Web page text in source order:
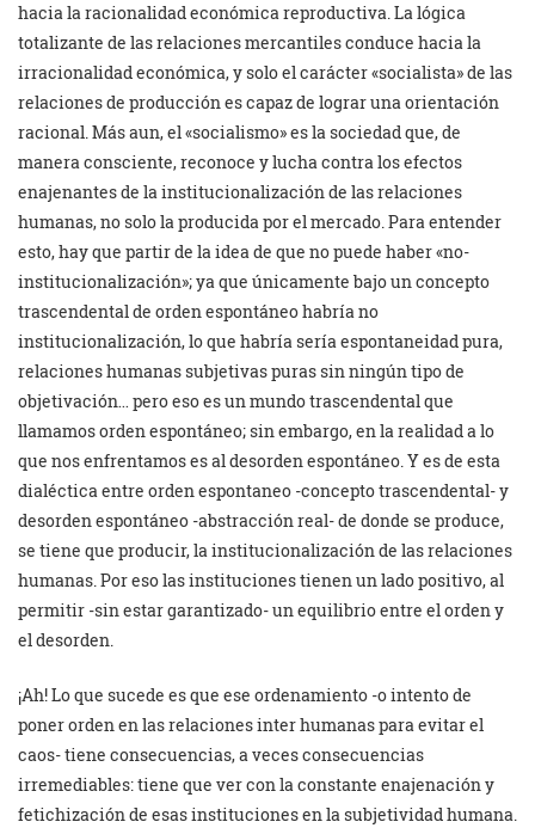
hacia la racionalidad económica reproductiva. La lógica
totalizante de las relaciones mercantiles conduce hacia la
irracionalidad económica, y solo el carácter «socialista» de las
relaciones de producción es capaz de lograr una orientación
racional. Más aun, el «socialismo» es la sociedad que, de
manera consciente, reconoce y lucha contra los efectos
enajenantes de la institucionalización de las relaciones
humanas, no solo la producida por el mercado. Para entender
esto, hay que partir de la idea de que no puede haber «no-
institucionalización»; ya que únicamente bajo un concepto
trascendental de orden espontáneo habría no
institucionalización, lo que habría sería espontaneidad pura,
relaciones humanas subjetivas puras sin ningún tipo de
objetivación… pero eso es un mundo trascendental que
llamamos orden espontáneo; sin embargo, en la realidad a lo
que nos enfrentamos es al desorden espontáneo. Y es de esta
dialéctica entre orden espontaneo -concepto trascendental- y
desorden espontáneo -abstracción real- de donde se produce,
se tiene que producir, la institucionalización de las relaciones
humanas. Por eso las instituciones tienen un lado positivo, al
permitir -sin estar garantizado- un equilibrio entre el orden y
el desorden.
¡Ah! Lo que sucede es que ese ordenamiento -o intento de
poner orden en las relaciones inter humanas para evitar el
caos- tiene consecuencias, a veces consecuencias
irremediables: tiene que ver con la constante enajenación y
fetichización de esas instituciones en la subjetividad humana.